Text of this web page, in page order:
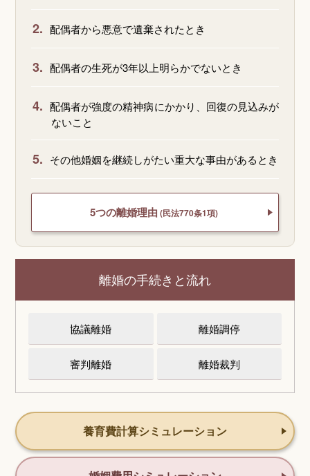
2. 配偶者から悪意で遺棄されたとき
3. 配偶者の生死が3年以上明らかでないとき
4. 配偶者が強度の精神病にかかり、回復の見込みが
ないこと
5. その他婚姻を継続しがたい重大な事由があるとき
5つの離婚理由 (民法770条1項)
離婚の手続きと流れ
協議離婚 離婚調停
審判離婚 離婚裁判
養育費計算シミュレーション